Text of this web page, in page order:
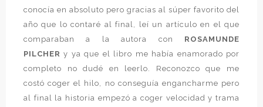
conocía en absoluto pero gracias al súper favorito del
año que lo contaré al final, leí un artículo en el que
comparaban a la autora con ROSAMUNDE
PILCHERy ya que el libro me había enamorado por
completo no dudé en leerlo. Reconozco que me
costó coger el hilo, no conseguía engancharme pero
al final la historia empezó a coger velocidad y trama